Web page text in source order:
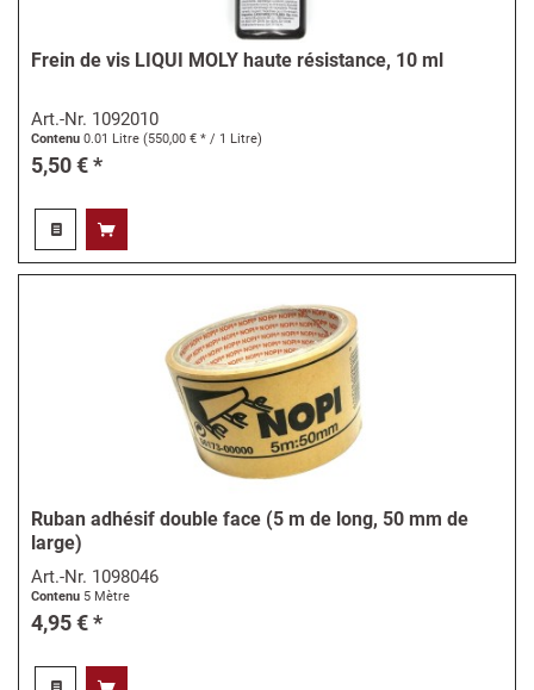
Frein de vis LIQUI MOLY haute résistance, 10 ml
Art.-Nr. 1092010
Contenu0.01 Litre(550,00 € * / 1 Litre)
5,50 € *
Ruban adhésif double face (5 m de long, 50 mm de
large)
Art.-Nr. 1098046
Contenu 5 Mètre
4,95 € *